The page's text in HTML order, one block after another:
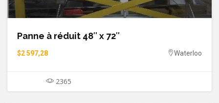
Panne à réduit 48″ x 72″
$2 597,28 Waterloo
2365